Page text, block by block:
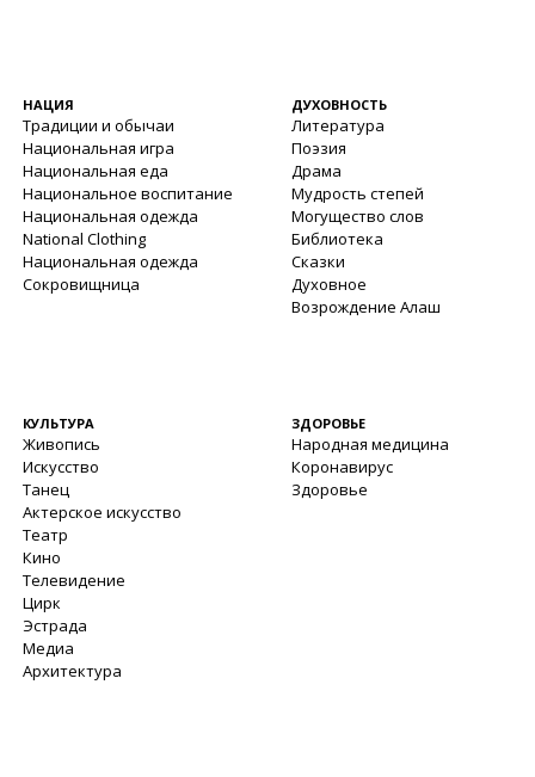
НАЦИЯ
Традиции и обычаи
Национальная игра
Национальная еда
Национальное воспитание
Национальная одежда
National Clothing
Национальная одежда
Сокровищница
ДУХОВНОСТЬ
Литература
Поэзия
Драма
Мудрость степей
Могущество слов
Библиотека
Сказки
Духовное
Возрождение Алаш
КУЛЬТУРА
Живопись
Искусство
Танец
Актерское искусство
Театр
Кино
Телевидение
Цирк
Эстрада
Медиа
Архитектура
ЗДОРОВЬЕ
Народная медицина
Коронавирус
Здоровье